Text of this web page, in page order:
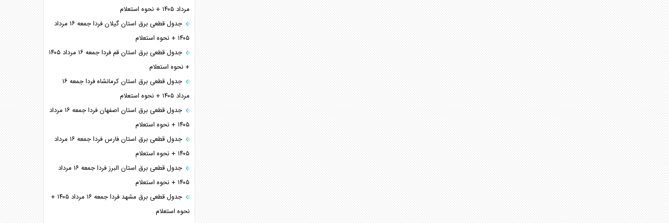
مرداد ۱۴۰۵ + نحوه استعلام
جدول قطعی برق استان گیلان فردا جمعه ۱۶ مرداد
۱۴۰۵ + نحوه استعلام
جدول قطعی برق استان قم فردا جمعه ۱۶ مرداد ۱۴۰۵
+ نحوه استعلام
جدول قطعی برق استان کرمانشاه فردا جمعه ۱۶
مرداد ۱۴۰۵ + نحوه استعلام
جدول قطعی برق استان اصفهان فردا جمعه ۱۶ مرداد
۱۴۰۵ + نحوه استعلام
جدول قطعی برق استان فارس فردا جمعه ۱۶ مرداد
۱۴۰۵ + نحوه استعلام
جدول قطعی برق استان البرز فردا جمعه ۱۶ مرداد
۱۴۰۵ + نحوه استعلام
جدول قطعی برق مشهد فردا جمعه ۱۶ مرداد ۱۴۰۵ +
نحوه استعلام